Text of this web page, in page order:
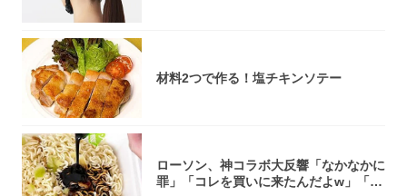
材料2つで作る！塩チキンソテー
ローソン、神コラボ大反響「なかなかに
罪」「コレを買いに来たんだよw」「３